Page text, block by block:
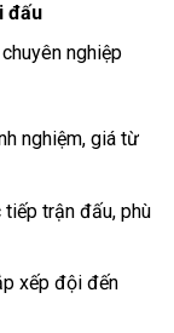
đấu
nghiệp
nghiệm, giá từ
trận đấu, phù
xếp đội đến